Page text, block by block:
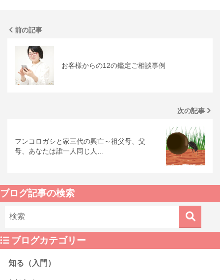
前の記事
お客様からの12の鑑定ご相談事例
次の記事
フンコロガシと家三代の興亡～祖父母、父
母、あなたは誰一人同じ人…
ブログ記事の検索
ブログカテゴリー
知る（入門）